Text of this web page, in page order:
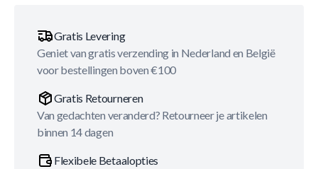
Gratis Levering
Geniet van gratis verzending in Nederland en België
voor bestellingen boven €100
Gratis Retourneren
Van gedachten veranderd? Retourneer je artikelen
binnen 14 dagen
Flexibele Betaalopties